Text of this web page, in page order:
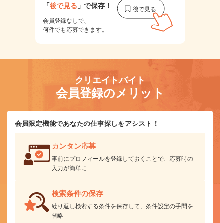
「後で見る 」で保存！
会員登録なしで、
何件でも応募できます。
クリエイトバイト
会員登録のメリット
会員限定機能であなたの仕事探しをアシスト！
カンタン応募
事前にプロフィールを登録しておくことで、応募時の
入力が簡単に
検索条件の保存
繰り返し検索する条件を保存して、条件設定の手間を
省略